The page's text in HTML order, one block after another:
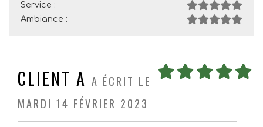
Service :
Ambiance :
CLIENT A A ÉCRIT LE
MARDI 14 FÉVRIER 2023